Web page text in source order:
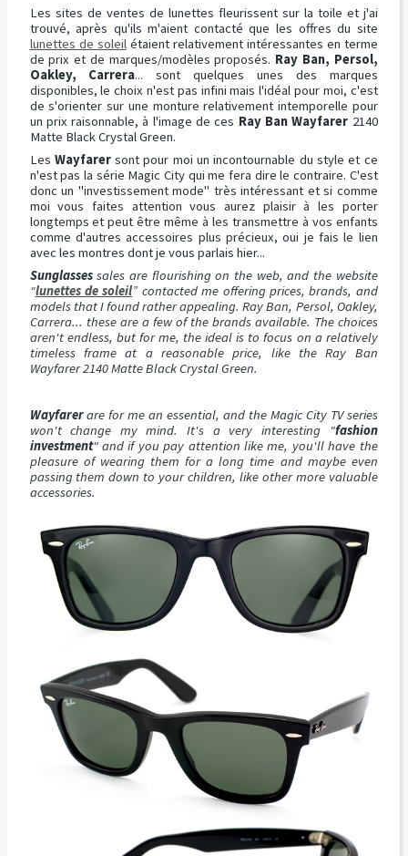
Les sites de ventes de lunettes fleurissent sur la toile et j'ai
trouvé, après qu'ils m'aient contacté que les offres du site
lunettes de soleilétaient relativement intéressantes en terme
de prix et de marques/modèles proposés. Ray Ban, Persol,
Oakley, Carrera... sont quelques unes des marques
disponibles, le choix n'est pas infini mais l'idéal pour moi, c'est
de s'orienter sur une monture relativement intemporelle pour
un prix raisonnable, à l'image de ces Ray Ban Wayfarer 2140
Matte Black Crystal Green.
Les Wayfarersont pour moi un incontournable du style et ce
n'est pas la série Magic City qui me fera dire le contraire. C'est
donc un "investissement mode" très intéressant et si comme
moi vous faites attention vous aurez plaisir à les porter
longtemps et peut être même à les transmettre à vos enfants
comme d'autres accessoires plus précieux, oui je fais le lien
avec les montres dont je vous parlais hier...
Sunglassessales are flourishing on the web, and the website
“lunettes de soleil” contacted me offering prices, brands, and
models that I found rather appealing. Ray Ban, Persol, Oakley,
Carrera... these are a few of the brands available. The choices
aren't endless, but for me, the ideal is to focus on a relatively
timeless frame at a reasonable price, like the Ray Ban
Wayfarer 2140 Matte Black Crystal Green.
Wayfarerare for me an essential, and the Magic City TV series
won't change my mind. It's a very interesting "fashion
investment" and if you pay attention like me, you'll have the
pleasure of wearing them for a long time and maybe even
passing them down to your children, like other more valuable
accessories.